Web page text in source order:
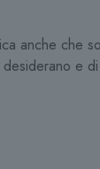
anche che
e